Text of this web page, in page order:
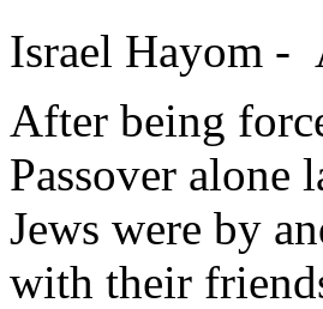
Israel Hayom -
After being
Passover alone
Jews were by
with their